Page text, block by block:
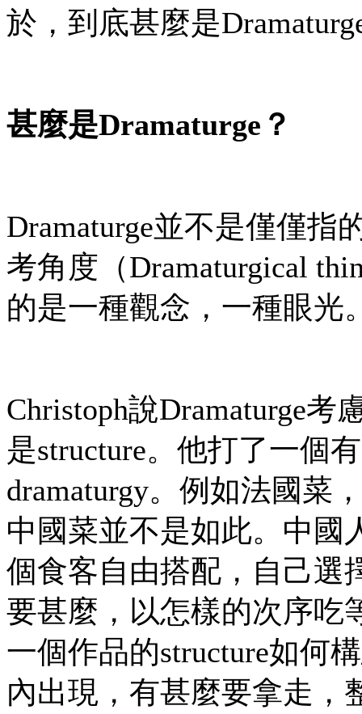
於，到底甚麼是
甚麼是Dramaturge ？
Dramaturge並不是僅僅指
考角度（Dramaturgical
的是一種觀念，一種眼光
Christoph說Dramaturge考
是structure。他打了一個
dramaturgy。例如法國菜
中國菜並不是如此。中國
個食客自由搭配，自己選
要甚麼，以怎樣的次序
一個作品的structure如何
內出現，有甚麼要拿走，